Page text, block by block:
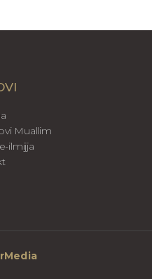
Muallim
ilmijja